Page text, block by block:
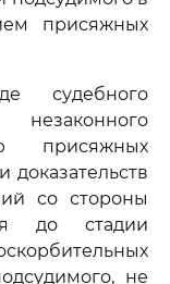
присяжных
судебного
присяжных
доказательств
со стороны
до стадии
не